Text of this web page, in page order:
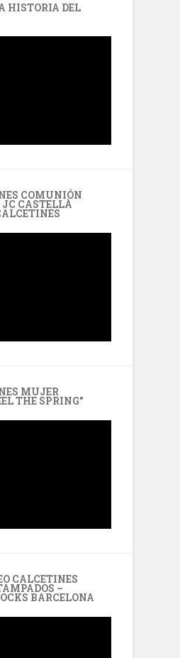
HISTORIA DEL
COMUNIÓN
JC CASTELLÀ
MUJER
THE SPRING”
CALCETINES
–
BARCELONA